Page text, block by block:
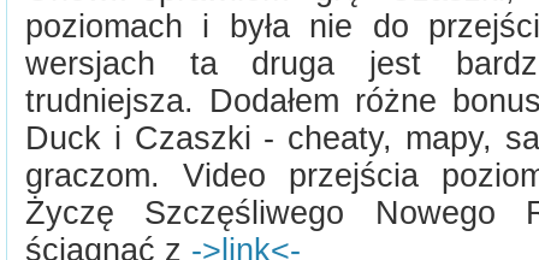
poziomach i była nie do
wersjach ta druga jest
trudniejsza. Dodałem różne
Duck i Czaszki - cheaty, mapy,
graczom. Video przejścia
Życzę Szczęśliwego Nowego
ściągnąć z ->link<-